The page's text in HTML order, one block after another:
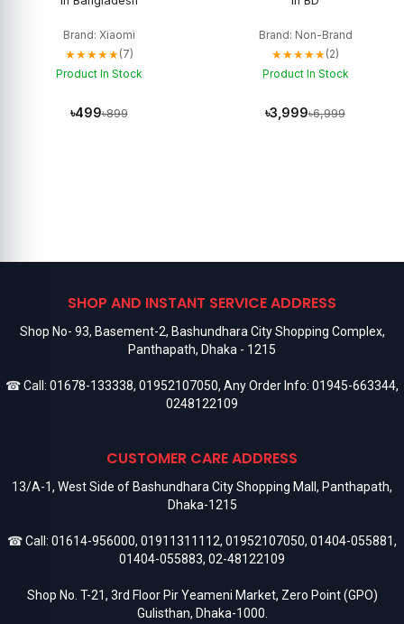
Brand: Xiaomi
★★★★★(7)
Product In Stock
৳499৳899
Brand: Non-Brand
★★★★★(2)
Product In Stock
৳3,999৳6,999
SHOP AND INSTANT SERVICE ADDRESS
Shop No- 93, Basement-2, Bashundhara City Shopping Complex,
Panthapath, Dhaka - 1215
☎ Call: 01678-133338, 01952107050, Any Order Info: 01945-663344,
0248122109
CUSTOMER CARE ADDRESS
13/A-1, West Side of Bashundhara City Shopping Mall, Panthapath,
Dhaka-1215
☎ Call: 01614-956000, 01911311112, 01952107050, 01404-055881,
01404-055883, 02-48122109
Shop No. T-21, 3rd Floor Pir Yeameni Market, Zero Point (GPO)
Gulisthan, Dhaka-1000.